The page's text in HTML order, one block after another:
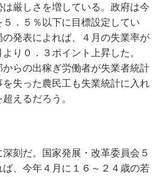
厳しさを増している。政府は今
．５％以下に目標設定してい
発表によれば、４月の失業率が
り０．３ポイント上昇した。
からの出稼ぎ労働者が失業者統計
失った農民工も失業統計に入れ
えるだろう。
刻だ。国家発展・改革委員会５
、今年４月に１６～２４歳の若